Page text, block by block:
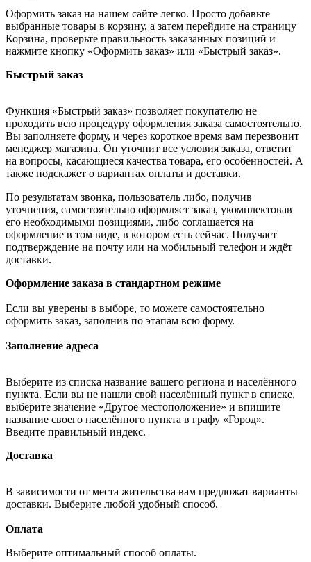
Оформить заказ на нашем сайте легко. Просто добавьте
выбранные товары в корзину, а затем перейдите на страницу
Корзина, проверьте правильность заказанных позиций и
нажмите кнопку «Оформить заказ» или «Быстрый заказ».
Быстрый заказ
Функция «Быстрый заказ» позволяет покупателю не
проходить всю процедуру оформления заказа самостоятельно.
Вы заполняете форму, и через короткое время вам перезвонит
менеджер магазина. Он уточнит все условия заказа, ответит
на вопросы, касающиеся качества товара, его особенностей. А
также подскажет о вариантах оплаты и доставки.
По результатам звонка, пользователь либо, получив
уточнения, самостоятельно оформляет заказ, укомплектовав
его необходимыми позициями, либо соглашается на
оформление в том виде, в котором есть сейчас. Получает
подтверждение на почту или на мобильный телефон и ждёт
доставки.
Оформление заказа в стандартном режиме
Если вы уверены в выборе, то можете самостоятельно
оформить заказ, заполнив по этапам всю форму.
Заполнение адреса
Выберите из списка название вашего региона и населённого
пункта. Если вы не нашли свой населённый пункт в списке,
выберите значение «Другое местоположение» и впишите
название своего населённого пункта в графу «Город».
Введите правильный индекс.
Доставка
В зависимости от места жительства вам предложат варианты
доставки. Выберите любой удобный способ.
Оплата
Выберите оптимальный способ оплаты.